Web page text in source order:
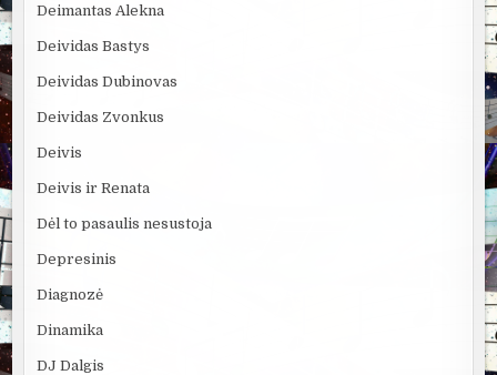
Deimantas Alekna
Deividas Bastys
Deividas Dubinovas
Deividas Zvonkus
Deivis
Deivis ir Renata
Dėl to pasaulis nesustoja
Depresinis
Diagnozė
Dinamika
DJ Dalgis